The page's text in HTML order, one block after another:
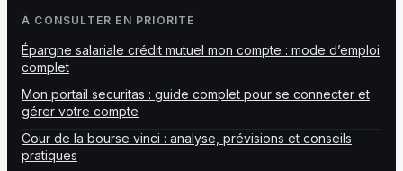
À CONSULTER EN PRIORITÉ
Épargne salariale crédit mutuel mon compte : mode d’emploi
complet
Mon portail securitas : guide complet pour se connecter et
gérer votre compte
Cour de la bourse vinci : analyse, prévisions et conseils
pratiques